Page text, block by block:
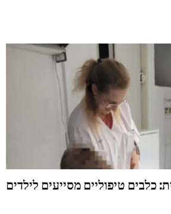
כלבים טיפוליים מסייעים לילדים